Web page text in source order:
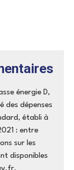
énergie D,
des dépenses
établi à
: entre
sur les
disponibles